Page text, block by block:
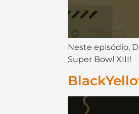
Neste episódio,
Super Bowl XIII!